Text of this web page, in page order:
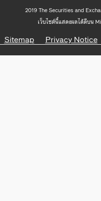
2019
เว็บไซต์นี้แสดงผลได้ดีบน
Sitemap Privacy Notice